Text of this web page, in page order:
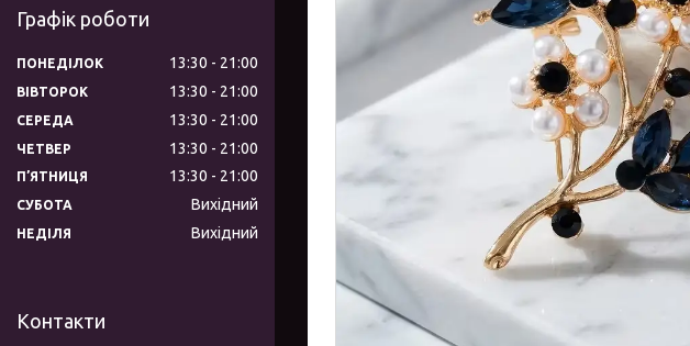
Графік роботи
ПОНЕДІЛОК 13:30 21:00
ВІВТОРОК 13:30 21:00
СЕРЕДА 13:30 21:00
ЧЕТВЕР 13:30 21:00
ПʼЯТНИЦЯ 13:30 21:00
СУБОТА Вихідний
НЕДІЛЯ Вихідний
Контакти